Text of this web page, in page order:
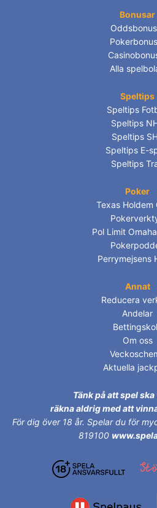
Bonusar
Alla
Speltips
Speltips
Speltips
Speltips
Speltips E-
Speltips
Poker
Texas Holdem
Pol Limit
Perrymejsens
Annat
Reducera
Andelar
Om oss
Aktuella
Tänk på att spel
räkna aldrig med att
För dig över 18 år. Spelar du för
819100